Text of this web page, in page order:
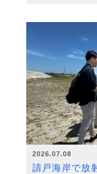
2026.07.08
請戸海岸で放